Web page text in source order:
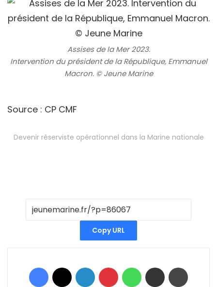
Assises de la Mer 2023.
Intervention du président de la République, Emmanuel
Macron. © Jeune Marine
Source : CP CMF
Devenir réserviste opérationnel dans la Marine nationale
Copy URL
Facebook Linkedin Pinterest WhatsAppPartager par email